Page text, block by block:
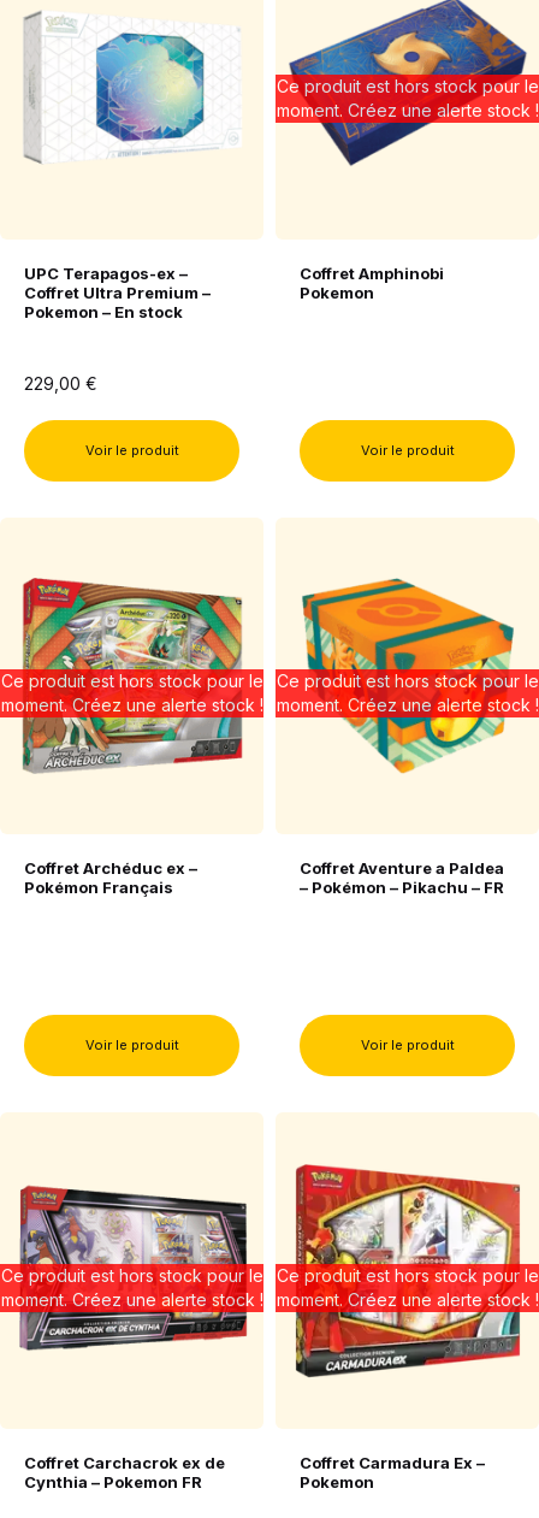
UPC Terapagos-ex –
Coffret Ultra Premium –
Pokemon – En stock
229,00 €
Voir le produit
Ce produit est hors stock pour le
moment. Créez une alerte stock !
Coffret Amphinobi
Pokemon
Voir le produit
Ce produit est hors stock pour le
moment. Créez une alerte stock !
Coffret Archéduc ex –
Pokémon Français
Voir le produit
Ce produit est hors stock pour le
moment. Créez une alerte stock !
Coffret Aventure a Paldea
– Pokémon – Pikachu – FR
Voir le produit
Ce produit est hors stock pour le
moment. Créez une alerte stock !
Coffret Carchacrok ex de
Cynthia – Pokemon FR
Ce produit est hors stock pour le
moment. Créez une alerte stock !
Coffret Carmadura Ex –
Pokemon